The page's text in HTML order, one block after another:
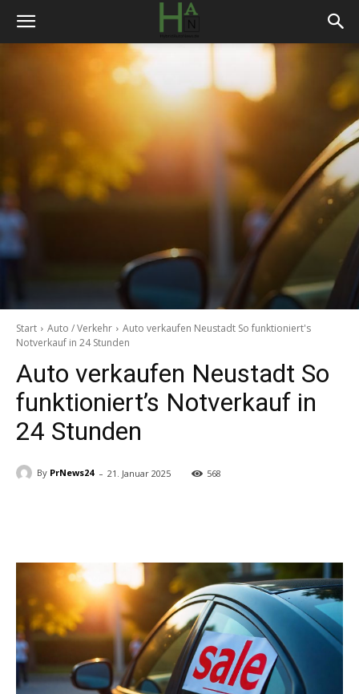
Start Auto / Verkehr
Auto verkaufen Neustadt So funktioniert's
Notverkauf in 24 Stunden
Auto verkaufen Neustadt So
funktioniert’s Notverkauf in
24 Stunden
By PrNews24 - 21. Januar 2025 568